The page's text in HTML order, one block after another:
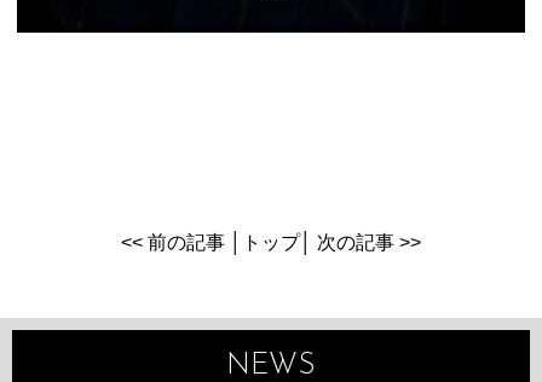
<< 前の記事 トップ│ 次の記事 >>
NEWS